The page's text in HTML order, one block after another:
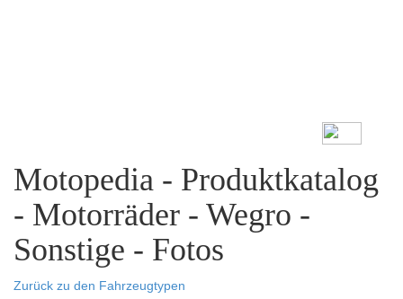
Motopedia - Produktkatalog
- Motorräder - Wegro -
Sonstige - Fotos
Zurück zu den Fahrzeugtypen